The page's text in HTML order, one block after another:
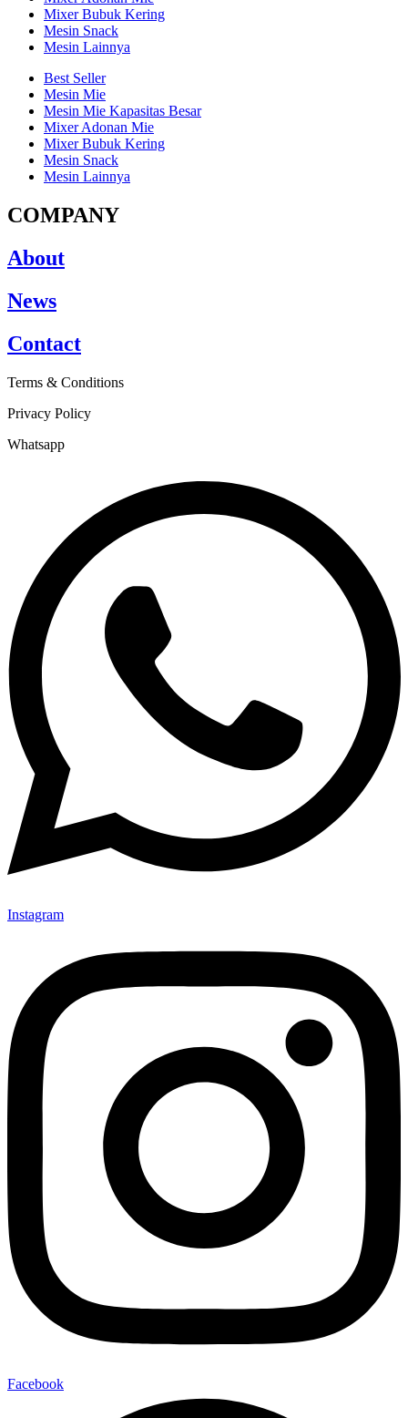
Mixer Bubuk Kering
Mesin Snack
Mesin Lainnya
Best Seller
Mesin Mie
Mesin Mie Kapasitas Besar
Mixer Adonan Mie
Mixer Bubuk Kering
Mesin Snack
Mesin Lainnya
COMPANY
About
News
Contact
Terms & Conditions
Privacy Policy
Whatsapp
Instagram
Facebook